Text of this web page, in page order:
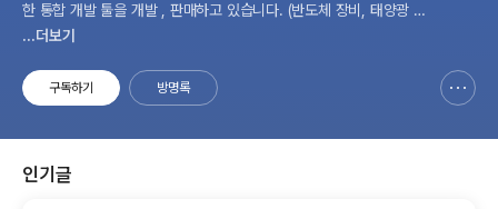
한 통합 개발 툴을 개발 , 판매하고 있습니다. (반도체 장비, 태양광 장
비, 배터리 장비, 카메라 모듈 장비, SMT 장비, LED장비 제어 소프
...더보기
구독하기 방명록
인기글